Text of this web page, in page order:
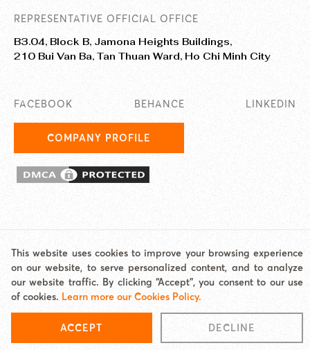
REPRESENTATIVE OFFICIAL OFFICE
B3.04, Block B, Jamona Heights Buildings,
210 Bui Van Ba, Tan Thuan Ward, Ho Chi Minh City
FACEBOOK BEHANCE LINKEDIN
COMPANY PROFILE
© 2025 EASY AI TECHNOLOGY CO., LTD. JAMstack Vietnam is a
brand/unit under Easy AI.
Address: Jamona Heights, 210 Bui Van Ba, Tan Thuan Ward, HCMC Email:
hello@jamstackvietnam.com Hotline: 0977 62 60 65
Cookies Policy
Site map
This website uses cookies to improve your browsing experience
on our website, to serve personalized content, and to analyze
our website traffic. By clicking “Accept”, you consent to our use
of cookies. Learn more our Cookies Policy.
ACCEPT DECLINE